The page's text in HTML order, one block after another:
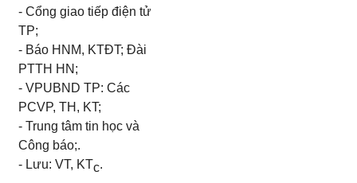
- Cổng giao tiếp điện tử
TP;
- Báo HNM, KTĐT; Đài
PTTH HN;
- VPUBND TP: Các
PCVP, TH, KT;
- Trung tâm tin học và
Công báo;.
- Lưu: VT, KTc.